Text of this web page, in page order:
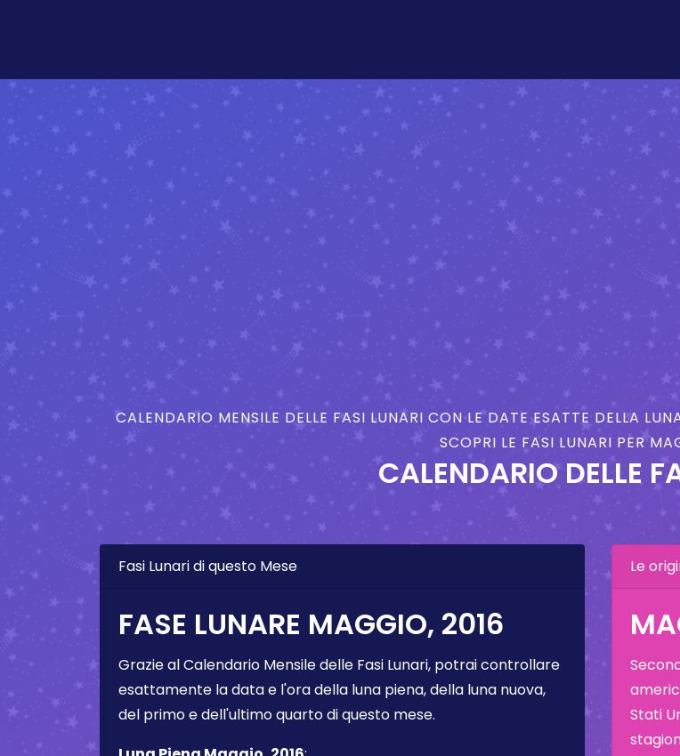
CALENDARIO MENSILE DELLE FASI LUNARI CON LE DATE ESATTE DELLA
SCOPRI LE FASI LUNARI PER
CALENDARIO DELLE
Fasi Lunari di questo Mese
FASE LUNARE MAGGIO, 2016
Grazie al Calendario Mensile delle Fasi Lunari, potrai controllare
esattamente la data e l'ora della luna piena, della luna nuova,
del primo e dell'ultimo quarto di questo mese.
Le
Stati